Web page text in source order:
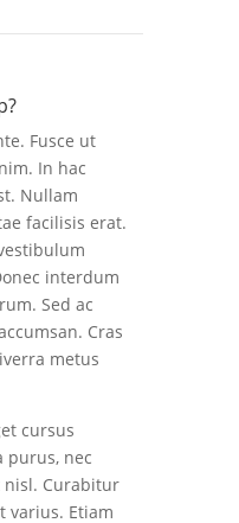
Fusce ut
In hac
Nullam
facilisis erat.
interdum
Sed ac
Cras
metus
cursus
purus, nec
Curabitur
varius. Etiam